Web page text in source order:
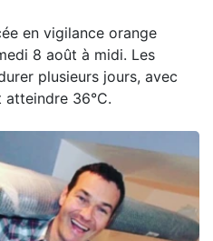
en vigilance orange
8 août à midi. Les
plusieurs jours, avec
36°C.